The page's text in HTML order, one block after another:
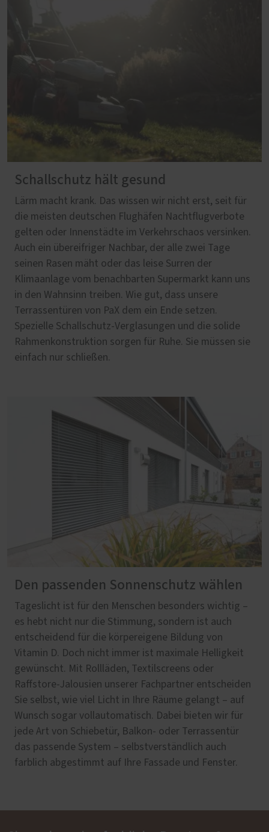
Schallschutz hält gesund
Lärm macht krank. Das wissen wir nicht erst, seit für
die meisten deutschen Flughäfen Nachtflugverbote
gelten oder Innenstädte im Verkehrschaos versinken.
Auch ein übereifriger Nachbar, der alle zwei Tage
seinen Rasen mäht oder das leise Surren der
Klimaanlage vom benachbarten Supermarkt kann uns
in den Wahnsinn treiben. Wie gut, dass unsere
Terrassentüren von PaX dem ein Ende setzen.
Spezielle Schallschutz-Verglasungen und die solide
Rahmenkonstruktion sorgen für Ruhe. Sie müssen sie
einfach nur schließen.
Den passenden Sonnenschutz wählen
Tageslicht ist für den Menschen besonders wichtig –
es hebt nicht nur die Stimmung, sondern ist auch
entscheidend für die körpereigene Bildung von
Vitamin D. Doch nicht immer ist maximale Helligkeit
gewünscht. Mit Rollläden, Textilscreens oder
Raffstore-Jalousien unserer Fachpartner entscheiden
Sie selbst, wie viel Licht in Ihre Räume gelangt – auf
Wunsch sogar vollautomatisch. Dabei bieten wir für
jede Art von Schiebetür, Balkon- oder Terrassentür
das passende System – selbstverständlich auch
farblich abgestimmt auf Ihre Fassade und Fenster.